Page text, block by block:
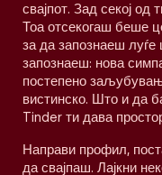
свајпот. Зад секој од
Тоа отсекогаш беше
за да запознаеш
запознаеш: нова
постепено
вистинско. Што и да
Tinder ти дава
Направи профил,
да свајпаш. Лајкни